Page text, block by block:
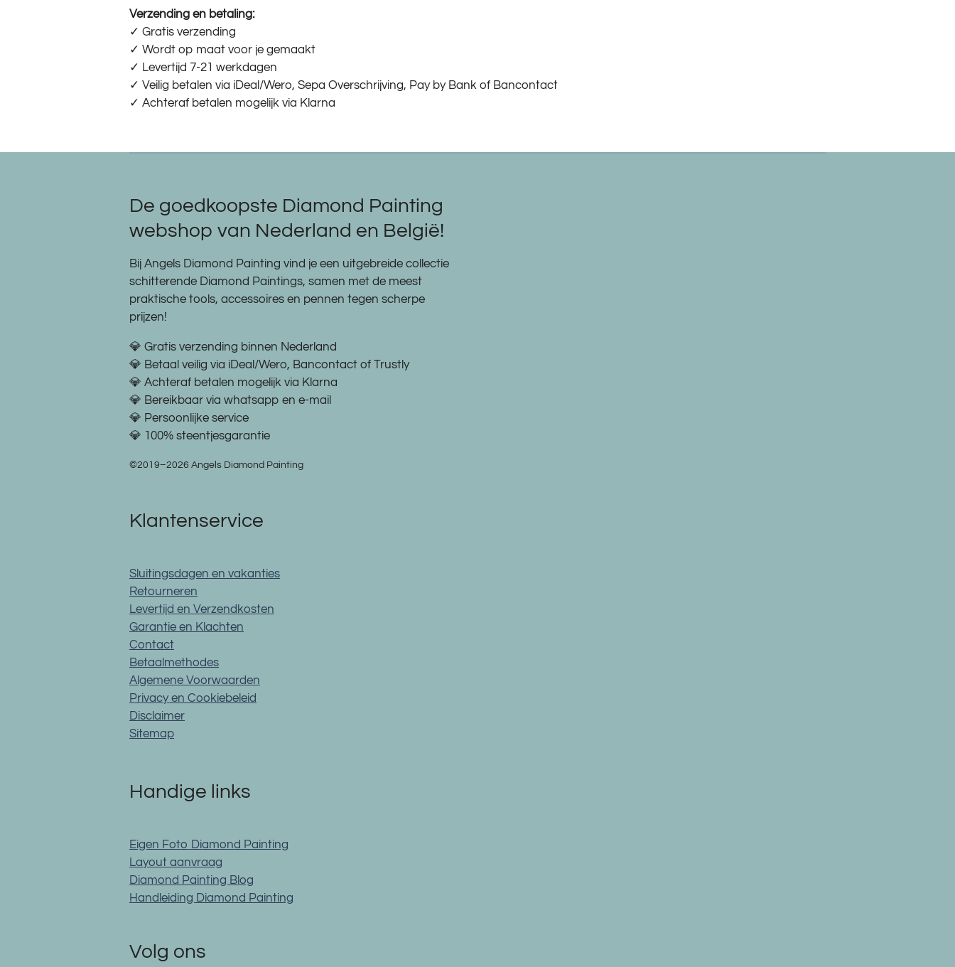
Verzending en betaling:
✓ Gratis verzending
✓ Wordt op maat voor je gemaakt
✓ Levertijd 7-21 werkdagen
✓ Veilig betalen via iDeal/Wero, Sepa Overschrijving, Pay by Bank of Bancontact
✓ Achteraf betalen mogelijk via Klarna
De goedkoopste Diamond Painting
webshop van Nederland en België!
Bij Angels Diamond Painting vind je een uitgebreide collectie
schitterende Diamond Paintings, samen met de meest
praktische tools, accessoires en pennen tegen scherpe
prijzen!
💎 Gratis verzending binnen Nederland
💎 Betaal veilig via iDeal/Wero, Bancontact of Trustly
💎 Achteraf betalen mogelijk via Klarna
💎 Bereikbaar via whatsapp en e-mail
💎 Persoonlijke service
💎 100% steentjesgarantie
©2019–2026 Angels Diamond Painting
Klantenservice
Sluitingsdagen en vakanties
Retourneren
Levertijd en Verzendkosten
Garantie en Klachten
Contact
Betaalmethodes
Algemene Voorwaarden
Privacy en Cookiebeleid
Disclaimer
Sitemap
Handige links
Eigen Foto Diamond Painting
Layout aanvraag
Diamond Painting Blog
Handleiding Diamond Painting
Volg ons